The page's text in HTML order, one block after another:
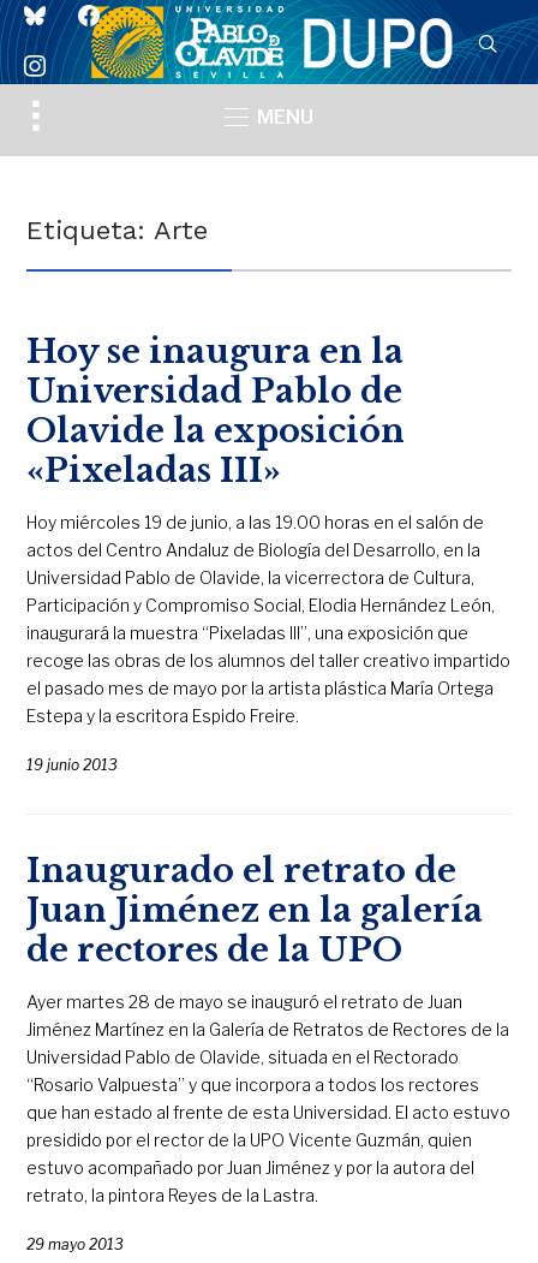
blueskyfacebook
instagram
Toggle
sidebar
MENU
Etiqueta:Arte
Hoy se inaugura en la
Universidad Pablo de
Olavide la exposición
«Pixeladas III»
Hoy miércoles 19 de junio, a las 19.00 horas en el salón de
actos del Centro Andaluz de Biología del Desarrollo, en la
Universidad Pablo de Olavide, la vicerrectora de Cultura,
Participación y Compromiso Social, Elodia Hernández León,
inaugurará la muestra “Pixeladas III”, una exposición que
recoge las obras de los alumnos del taller creativo impartido
el pasado mes de mayo por la artista plástica María Ortega
Estepa y la escritora Espido Freire.
19 junio 2013
Inaugurado el retrato de
Juan Jiménez en la galería
de rectores de la UPO
Ayer martes 28 de mayo se inauguró el retrato de Juan
Jiménez Martínez en la Galería de Retratos de Rectores de la
Universidad Pablo de Olavide, situada en el Rectorado
“Rosario Valpuesta” y que incorpora a todos los rectores
que han estado al frente de esta Universidad. El acto estuvo
presidido por el rector de la UPO Vicente Guzmán, quien
estuvo acompañado por Juan Jiménez y por la autora del
retrato, la pintora Reyes de la Lastra.
29 mayo 2013